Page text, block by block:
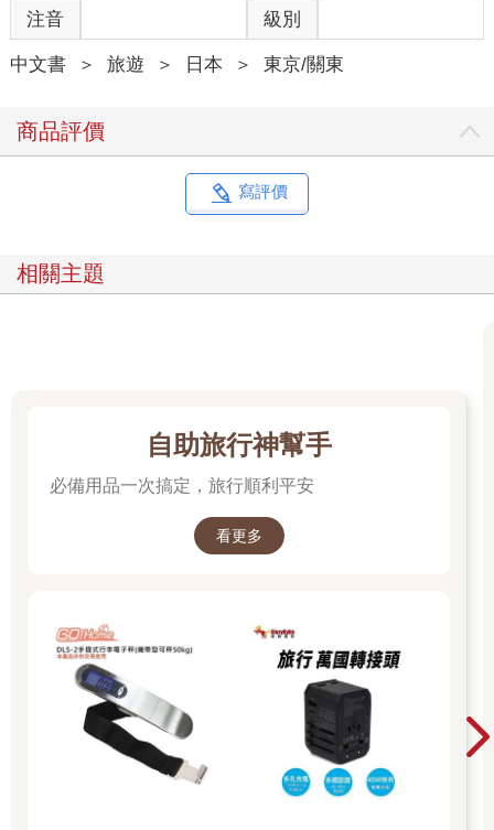
注音 級別
中文書 ＞ 旅遊 ＞ 日本 ＞ 東京/關東
商品評價
寫評價
相關主題
自助旅行神幫手
必備用品一次搞定，旅行順利平安
看更多